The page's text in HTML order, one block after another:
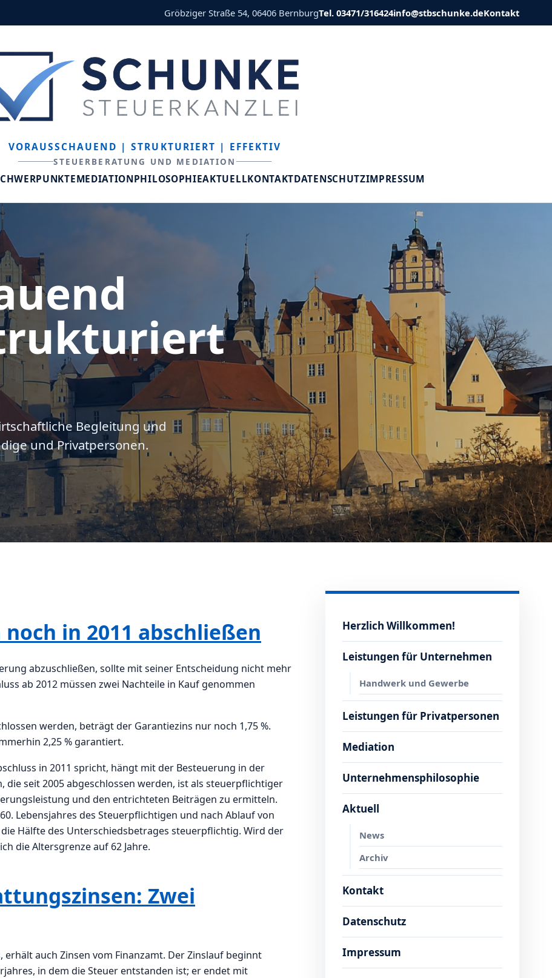
Gröbziger Straße 54, 06406 BernburgTel. 03471/316424info@stbschunke.deKontakt
VORAUSSCHAUEND | STRUKTURIERT | EFFEKTIV
STEUERBERATUNG UND MEDIATION
MEDIATIONPHILOSOPHIEAKTUELLKONTAKTDATENSCHUTZIMPRESSUM
Begleitung und
und Privatpersonen.
in 2011 abschließen
abzuschließen, sollte mit seiner Entscheidung nicht mehr
ab 2012 müssen zwei Nachteile in Kauf genommen
werden, beträgt der Garantiezins nur noch 1,75 %.
2,25 % garantiert.
in 2011 spricht, hängt mit der Besteuerung in der
die seit 2005 abgeschlossen werden, ist als steuerpflichtiger
und den entrichteten Beiträgen zu ermitteln.
Lebensjahres des Steuerpflichtigen und nach Ablauf von
Hälfte des Unterschiedsbetrages steuerpflichtig. Wird der
die Altersgrenze auf 62 Jahre.
Zwei
auch Zinsen vom Finanzamt. Der Zinslauf beginnt
in dem die Steuer entstanden ist; er endet mit
Herzlich Willkommen!
Leistungen für Unternehmen
Handwerk und Gewerbe
Leistungen für Privatpersonen
Mediation
Unternehmensphilosophie
Aktuell
News
Archiv
Kontakt
Datenschutz
Impressum